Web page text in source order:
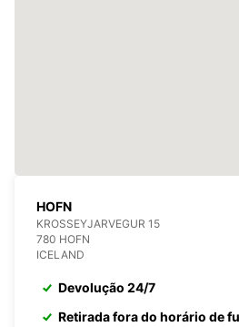
HOFN
KROSSEYJARVEGUR 15
780 HOFN
ICELAND
Devolução 24/7
Retirada fora do horário de